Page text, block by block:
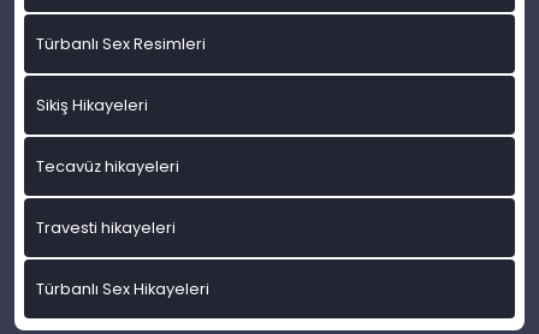
Türbanlı Sex Resimleri
Sikiş Hikayeleri
Tecavüz hikayeleri
Travesti hikayeleri
Türbanlı Sex Hikayeleri